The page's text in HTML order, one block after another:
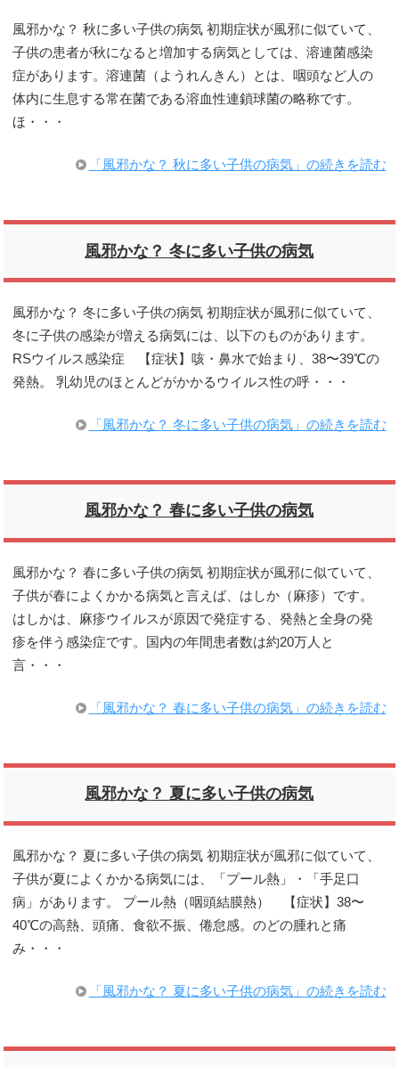
風邪かな？ 秋に多い子供の病気 初期症状が風邪に似ていて、
子供の患者が秋になると増加する病気としては、溶連菌感染
症があります。溶連菌（ようれんきん）とは、咽頭など人の
体内に生息する常在菌である溶血性連鎖球菌の略称です。
ほ・・・
「風邪かな？ 秋に多い子供の病気」の続きを読む
風邪かな？ 冬に多い子供の病気
風邪かな？ 冬に多い子供の病気 初期症状が風邪に似ていて、
冬に子供の感染が増える病気には、以下のものがあります。
RSウイルス感染症 【症状】咳・鼻水で始まり、38〜39℃の
発熱。 乳幼児のほとんどがかかるウイルス性の呼・・・
「風邪かな？ 冬に多い子供の病気」の続きを読む
風邪かな？ 春に多い子供の病気
風邪かな？ 春に多い子供の病気 初期症状が風邪に似ていて、
子供が春によくかかる病気と言えば、はしか（麻疹）です。
はしかは、麻疹ウイルスが原因で発症する、発熱と全身の発
疹を伴う感染症です。国内の年間患者数は約20万人と
言・・・
「風邪かな？ 春に多い子供の病気」の続きを読む
風邪かな？ 夏に多い子供の病気
風邪かな？ 夏に多い子供の病気 初期症状が風邪に似ていて、
子供が夏によくかかる病気には、「プール熱」・「手足口
病」があります。 プール熱（咽頭結膜熱） 【症状】38〜
40℃の高熱、頭痛、食欲不振、倦怠感。のどの腫れと痛
み・・・
「風邪かな？ 夏に多い子供の病気」の続きを読む